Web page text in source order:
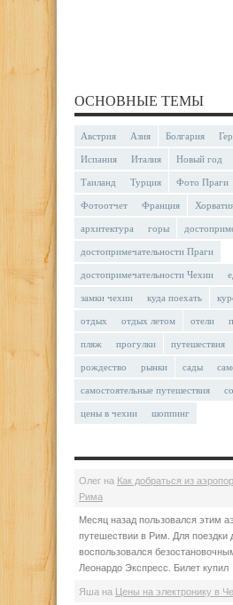
ОСНОВНЫЕ ТЕМЫ
Австрия Азия Болгария
Испания Италия Новый год
Таиланд Турция Фото Праги
Фотоотчет Франция
архитектура горы
достопримечательности Праги
достопримечательности Чехии
замки чехии куда поехать
отдых отдых летом отели
пляж прогулки путешествия
рождество рынки сады
самостоятельные путешествия
цены в чехии шоппинг
Олег на Как добраться из
Рима
Месяц назад пользовался этим
путешествии в Рим. Для поездки
воспользовался
Леонардо Экспресс. Билет купил
Яша на Цены на электронику в